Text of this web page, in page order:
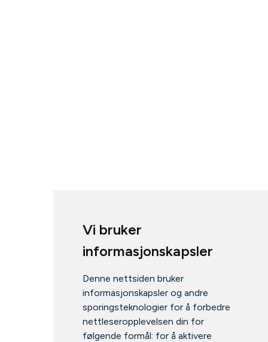
Vi bruker
informasjonskapsler
Denne nettsiden bruker
informasjonskapsler og andre
sporingsteknologier for å forbedre
nettleseropplevelsen din for
følgende formål: for å aktivere